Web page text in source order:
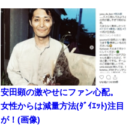
安田顕の激やせにファン心配。
女性からは減量方法(ﾀﾞｲｴｯﾄ)注目
が！(画像)